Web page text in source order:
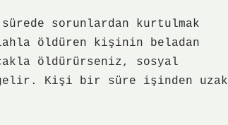
sorunlardan kurtulmak
öldüren kişinin beladan
öldürürseniz, sosyal
gelir. Kişi bir süre işinden uzak